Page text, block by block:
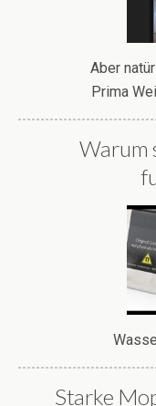
Aber
Prima
Warum
Starke